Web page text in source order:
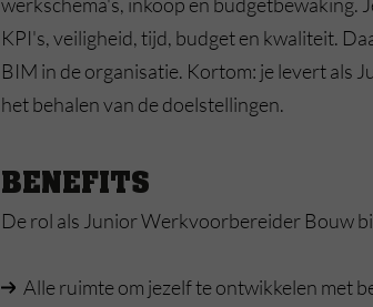
werkschema's, inkoop en
KPI's, veiligheid, tijd, budget en kwaliteit.
BIM in de organisatie. Kortom: je levert als
het behalen van de doelstellingen.
BENEFITS
De rol als Junior Werkvoorbereider Bouw
Alle ruimte om jezelf te ontwikkelen met